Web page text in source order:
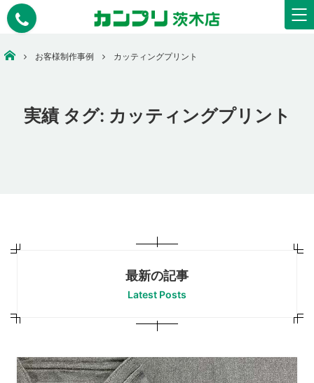
安いコピー・印刷・ウェアプリント・看板作成なら【カンプリ茨木店】
お客様制作事例 カッティングプリント
実績 タグ: カッティングプリント
最新の記事
Latest Posts